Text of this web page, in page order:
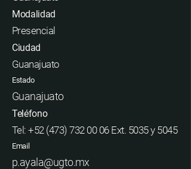
Modalidad
Presencial
Ciudad
Guanajuato
Estado
Guanajuato
Teléfono
Tel:+52 (473) 732 00 06Ext. 5035 y 5045
Email
p.ayala@ugto.mx